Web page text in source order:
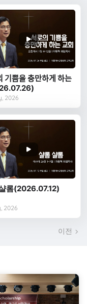
충만하게 하는
2026
롬(2026.07.12)
2026
이전